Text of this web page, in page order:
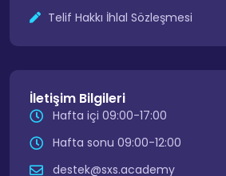
Telif Hakkı İhlal Sözleşmesi
İletişim Bilgileri
Hafta içi 09:00-17:00
Hafta sonu 09:00-12:00
destek@sxs.academy